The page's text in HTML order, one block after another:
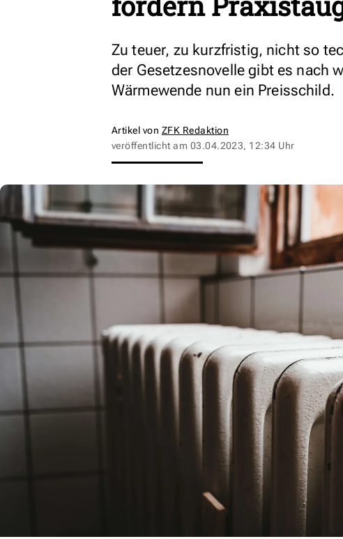
Zu teuer, zu kurzfristig, nicht so
der Gesetzesnovelle gibt es nach
Wärmewende nun ein Preisschild.
Artikel von ZFK Redaktion
veröffentlicht am 03.04.2023, 12:34 Uhr